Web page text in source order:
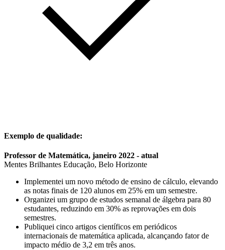
Exemplo de qualidade:
Professor de Matemática, janeiro 2022 - atual
Mentes Brilhantes Educação, Belo Horizonte
Implementei um novo método de ensino de cálculo, elevando
as notas finais de 120 alunos em 25% em um semestre.
Organizei um grupo de estudos semanal de álgebra para 80
estudantes, reduzindo em 30% as reprovações em dois
semestres.
Publiquei cinco artigos científicos em periódicos
internacionais de matemática aplicada, alcançando fator de
impacto médio de 3,2 em três anos.